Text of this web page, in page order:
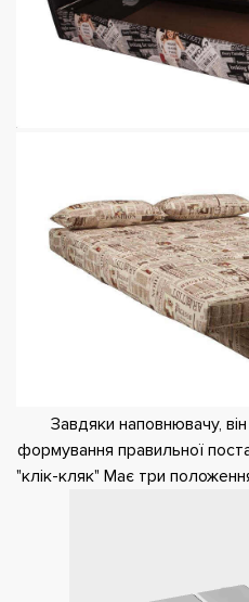
Завдяки наповнювачу,
формування правильної
"клік-кляк" Має три